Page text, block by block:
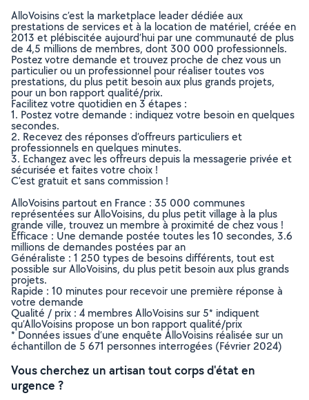
AlloVoisins c’est la marketplace leader dédiée aux
prestations de services et à la location de matériel, créée en
2013 et plébiscitée aujourd’hui par une communauté de plus
de 4,5 millions de membres, dont 300 000 professionnels.
Postez votre demande et trouvez proche de chez vous un
particulier ou un professionnel pour réaliser toutes vos
prestations, du plus petit besoin aux plus grands projets,
pour un bon rapport qualité/prix.
Facilitez votre quotidien en 3 étapes :
1. Postez votre demande : indiquez votre besoin en quelques
secondes.
2. Recevez des réponses d’offreurs particuliers et
professionnels en quelques minutes.
3. Echangez avec les offreurs depuis la messagerie privée et
sécurisée et faites votre choix !
C’est gratuit et sans commission !
AlloVoisins partout en France : 35 000 communes
représentées sur AlloVoisins, du plus petit village à la plus
grande ville, trouvez un membre à proximité de chez vous !
Efficace : Une demande postée toutes les 10 secondes, 3.6
millions de demandes postées par an
Généraliste : 1 250 types de besoins différents, tout est
possible sur AlloVoisins, du plus petit besoin aux plus grands
projets.
Rapide : 10 minutes pour recevoir une première réponse à
votre demande
Qualité / prix : 4 membres AlloVoisins sur 5* indiquent
qu’AlloVoisins propose un bon rapport qualité/prix
* Données issues d’une enquête AlloVoisins réalisée sur un
échantillon de 5 671 personnes interrogées (Février 2024)
Vous cherchez un artisan tout corps d'état en
urgence ?